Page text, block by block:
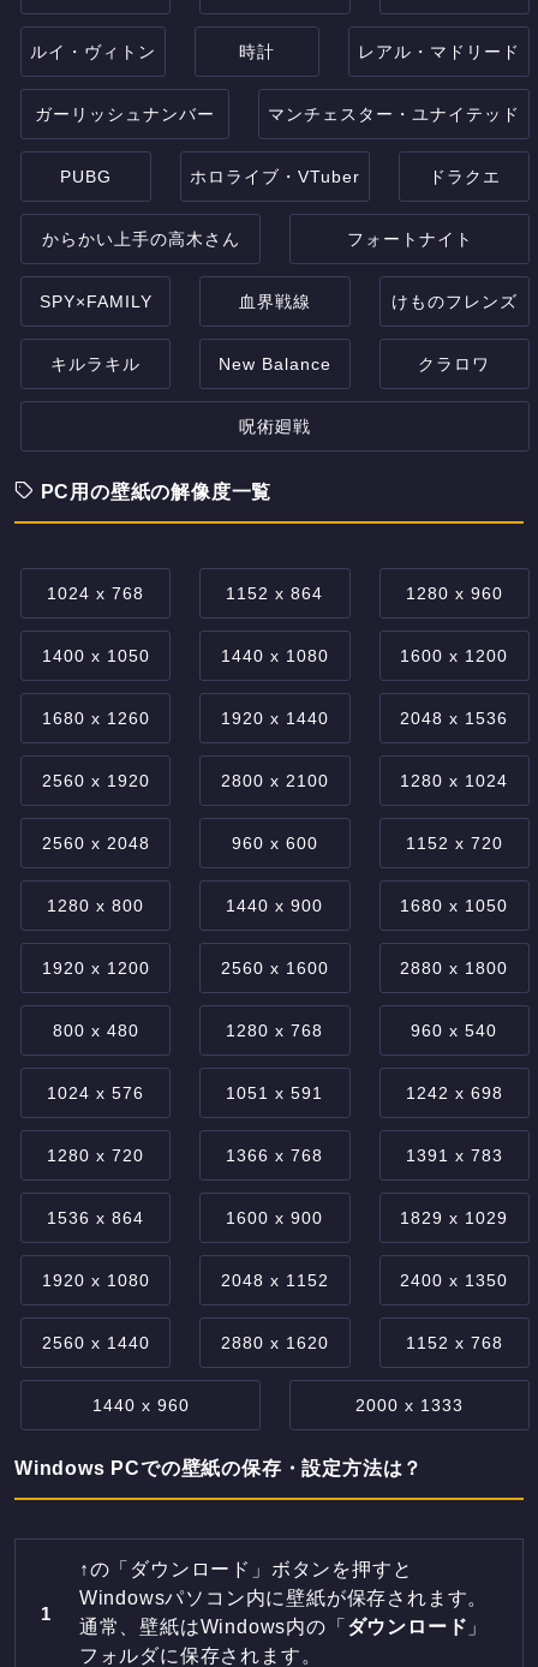
ルイ・ヴィトン 時計 レアル・マドリード
ガーリッシュナンバー マンチェスター・ユナイテッド
PUBG ホロライブ・VTuber ドラクエ
からかい上手の高木さん フォートナイト
SPY×FAMILY 血界戦線 けものフレンズ
キルラキル New Balance クラロワ
呪術廻戦
PC用の壁紙の解像度一覧
1024 x 768 1152 x 864 1280 x 960
1400 x 1050 1440 x 1080 1600 x 1200
1680 x 1260 1920 x 1440 2048 x 1536
2560 x 1920 2800 x 2100 1280 x 1024
2560 x 2048 960 x 600 1152 x 720
1280 x 800 1440 x 900 1680 x 1050
1920 x 1200 2560 x 1600 2880 x 1800
800 x 480 1280 x 768 960 x 540
1024 x 576 1051 x 591 1242 x 698
1280 x 720 1366 x 768 1391 x 783
1536 x 864 1600 x 900 1829 x 1029
1920 x 1080 2048 x 1152 2400 x 1350
2560 x 1440 2880 x 1620 1152 x 768
1440 x 960 2000 x 1333
Windows PCでの壁紙の保存・設定方法は？
↑の「ダウンロード」ボタンを押すと
Windowsパソコン内に壁紙が保存されます。
通常、壁紙はWindows内の「 ダウンロード 」
フォルダに保存されます。